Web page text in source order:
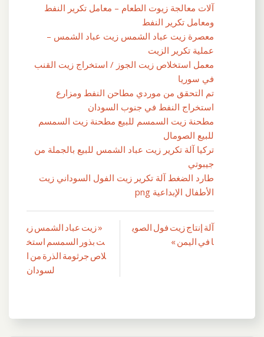
آلات معالجة زيوت الطعام – معامل تكرير النفط
ومعامل تكرير النفط
معصرة زيت عباد الشمس زيت عباد الشمس –
عملية تكرير الزيت
معمل استخلاص زيت الجوز / استخراج زيت القنب
في سوريا
تم التحقق من موردي مطاحن النفط ومزارع
استخراج النفط في جنوب السودان
مطحنة زيت السمسم للبيع مطحنة زيت السمسم
للبيع الصومال
تركيا آلة تكرير زيت عباد الشمس للبيع بالجملة من
جيبوتي
طارد الضغط آلة تكرير زيت الفول السوداني زيت
الأطفال الإبداعية png
تصفّح
« زيت عباد الشمس زي
ت بذور السمسم استخ
لاص جرثومة الذرة من ا
لسودان
آلة إنتاج زيت فول الصوي
ا في اليمن »